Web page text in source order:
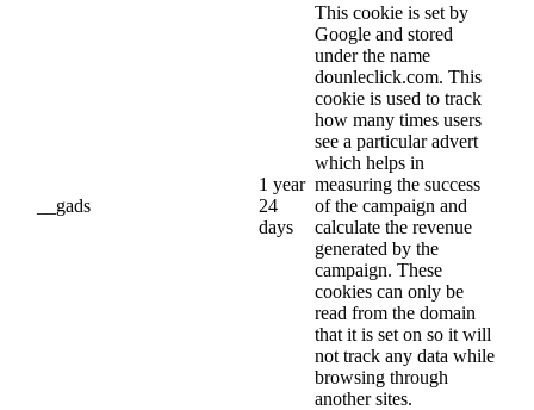
__gads
1 year
24
days
This cookie is set by
Google and stored
under the name
dounleclick.com. This
cookie is used to track
how many times users
see a particular advert
which helps in
measuring the success
of the campaign and
calculate the revenue
generated by the
campaign. These
cookies can only be
read from the domain
that it is set on so it will
not track any data while
browsing through
another sites.